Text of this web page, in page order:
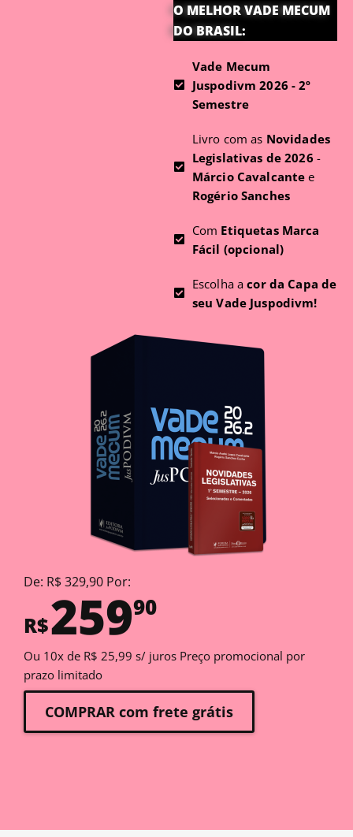
O MELHOR VADE MECUM
DO BRASIL:
Vade Mecum
Juspodivm 2026 - 2º
Semestre
Livro com as Novidades
Legislativas de 2026 -
Márcio Cavalcante e
Rogério Sanches
Com Etiquetas Marca
Fácil (opcional)
Escolha acor da Capa de
seu Vade Juspodivm!
De: R$ 329,90 Por:
R$25990
Ou 10x de R$ 25,99 s/ juros Preço promocional por
prazo limitado
COMPRAR com frete grátis